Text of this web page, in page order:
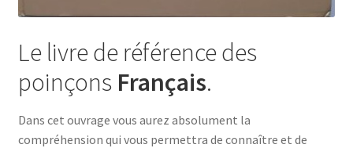
Le livre de référence des
poinçons Français.
Dans cet ouvrage vous aurez absolument la
compréhension qui vous permettra de connaître et de